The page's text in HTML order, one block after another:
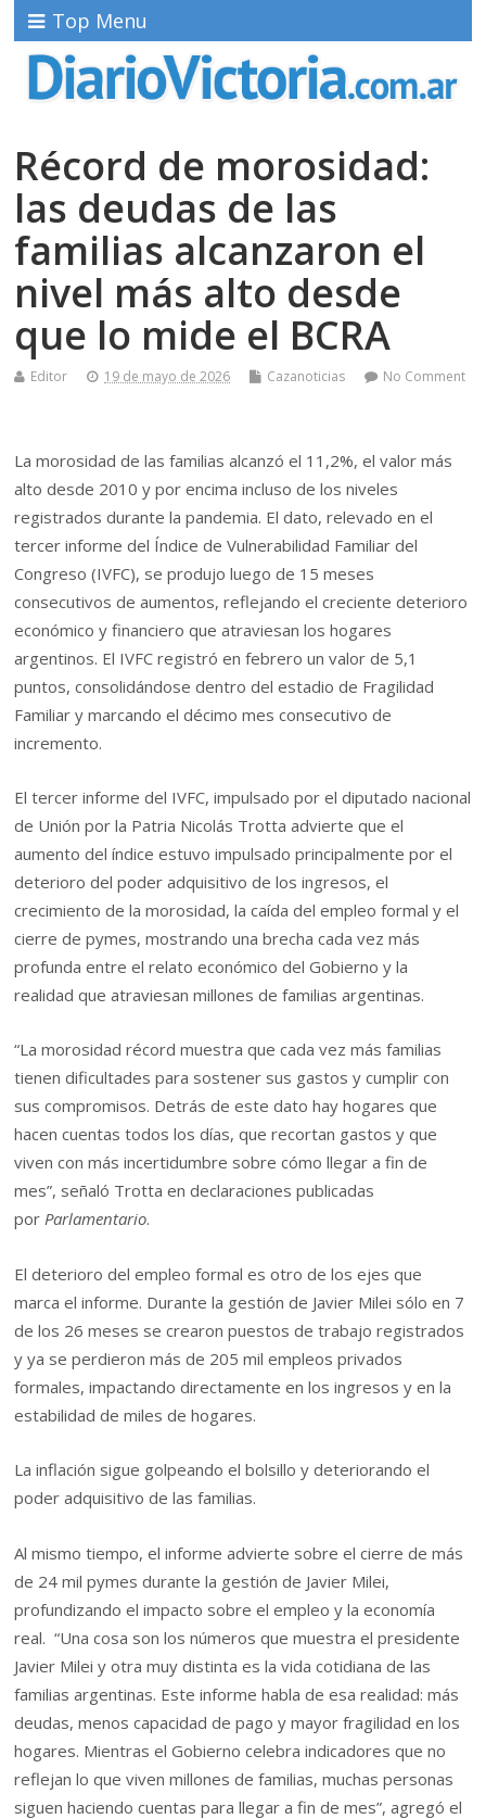
Top Menu
Récord de morosidad:
las deudas de las
familias alcanzaron el
nivel más alto desde
que lo mide el BCRA
Editor 19 de mayo de 2026 Cazanoticias No Comment
La morosidad de las familias alcanzó el 11,2%, el valor más
alto desde 2010 y por encima incluso de los niveles
registrados durante la pandemia. El dato, relevado en el
tercer informe del Índice de Vulnerabilidad Familiar del
Congreso (IVFC), se produjo luego de 15 meses
consecutivos de aumentos, reflejando el creciente deterioro
económico y financiero que atraviesan los hogares
argentinos. El IVFC registró en febrero un valor de 5,1
puntos, consolidándose dentro del estadio de Fragilidad
Familiar y marcando el décimo mes consecutivo de
incremento.
El tercer informe del IVFC, impulsado por el diputado nacional
de Unión por la Patria Nicolás Trotta advierte que el
aumento del índice estuvo impulsado principalmente por el
deterioro del poder adquisitivo de los ingresos, el
crecimiento de la morosidad, la caída del empleo formal y el
cierre de pymes, mostrando una brecha cada vez más
profunda entre el relato económico del Gobierno y la
realidad que atraviesan millones de familias argentinas.
“La morosidad récord muestra que cada vez más familias
tienen dificultades para sostener sus gastos y cumplir con
sus compromisos. Detrás de este dato hay hogares que
hacen cuentas todos los días, que recortan gastos y que
viven con más incertidumbre sobre cómo llegar a fin de
mes”, señaló Trotta en declaraciones publicadas
porParlamentario.
El deterioro del empleo formal es otro de los ejes que
marca el informe. Durante la gestión de Javier Milei sólo en 7
de los 26 meses se crearon puestos de trabajo registrados
y ya se perdieron más de 205 mil empleos privados
formales, impactando directamente en los ingresos y en la
estabilidad de miles de hogares.
La inflación sigue golpeando el bolsillo y deteriorando el
poder adquisitivo de las familias.
Al mismo tiempo, el informe advierte sobre el cierre de más
de 24 mil pymes durante la gestión de Javier Milei,
profundizando el impacto sobre el empleo y la economía
real. “Una cosa son los números que muestra el presidente
Javier Milei y otra muy distinta es la vida cotidiana de las
familias argentinas. Este informe habla de esa realidad: más
deudas, menos capacidad de pago y mayor fragilidad en los
hogares. Mientras el Gobierno celebra indicadores que no
reflejan lo que viven millones de familias, muchas personas
siguen haciendo cuentas para llegar a fin de mes”, agregó el